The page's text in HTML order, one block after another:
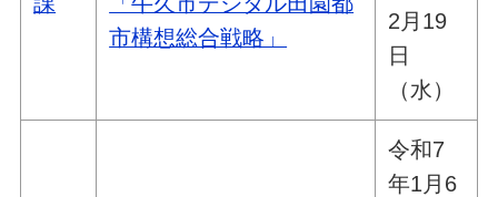
市構想総合戦略」
2月19
日
（水）
令和7
年1月6